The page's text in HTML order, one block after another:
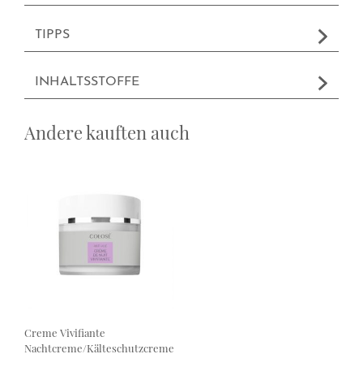
TIPPS
INHALTSSTOFFE
Andere kauften auch
Creme Vivifiante
Nachtcreme/Kälteschutzcreme